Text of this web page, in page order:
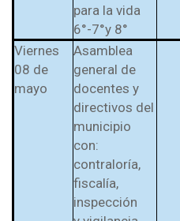
para la vida
6°-7°y 8°
Viernes
08 de
mayo
Asamblea
general de
docentes y
directivos del
municipio
con:
contraloría,
fiscalía,
inspección